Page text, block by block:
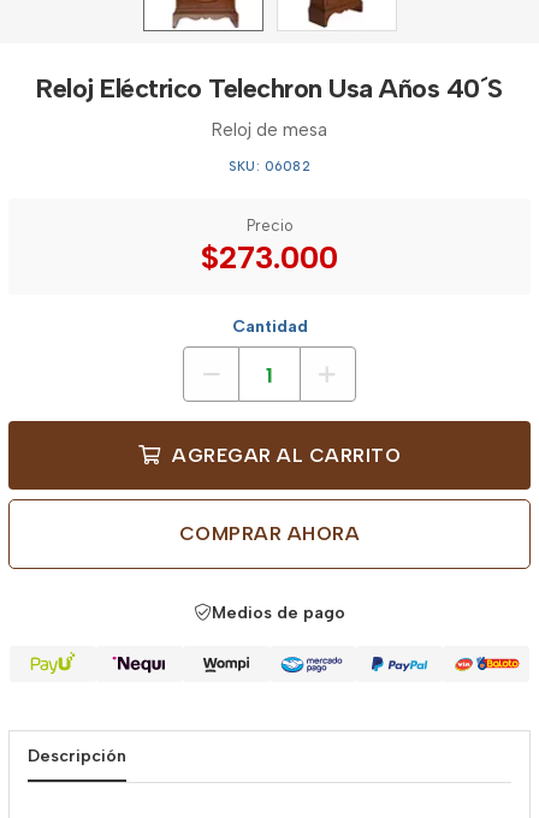
Reloj Eléctrico Telechron Usa Años 40´S
Reloj de mesa
SKU: 06082
Precio
$273.000
Cantidad
AGREGAR AL CARRITO
COMPRAR AHORA
Medios de pago
Descripción